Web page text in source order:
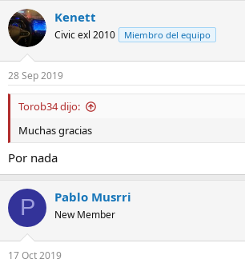
c
c
i
e
s
Kenett
Civic exl 2010 Miembro del equipo
28 Sep 2019
Torob34 dijo:
Muchas gracias
Por nada
P Pablo Musrri
New Member
17 Oct 2019